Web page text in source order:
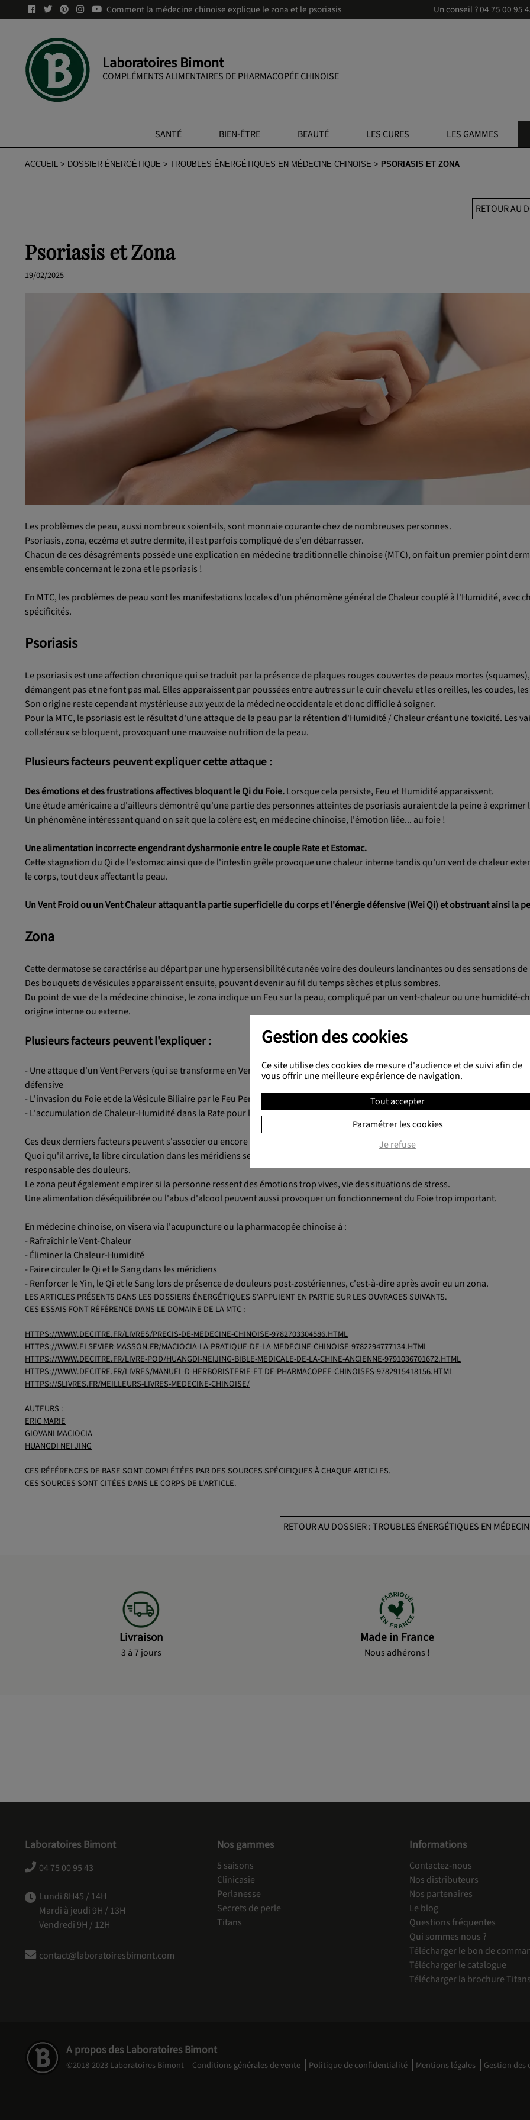
Comment la médecine chinoise explique le zona et le psoriasis Un conseil ?04 75 00 95
Laboratoires Bimont
COMPLÉMENTS ALIMENTAIRES DE PHARMACOPÉE CHINOISE
SANTÉ BIEN-ÊTRE BEAUTÉ LES CURES LES GAMMES
ACCUEIL DOSSIER ÉNERGÉTIQUE TROUBLES ÉNERGÉTIQUES EN MÉDECINE CHINOISE PSORIASIS ET ZONA
RETOUR AU
Psoriasis et Zona
19/02/2025
Les problèmes de peau, aussi nombreux soient-ils, sont monnaie courante chez de nombreuses personnes.
Psoriasis, zona, eczéma et autre dermite, il est parfois compliqué de s'en débarrasser.
Chacun de ces désagréments possède une explication en médecine traditionnelle chinoise (MTC), on fait un premier point
ensemble concernant le zona et le psoriasis !
En MTC, les problèmes de peau sont les manifestations locales d'un phénomène général de Chaleur couplé à l'Humidité, avec
spécificités.
Psoriasis
Le psoriasis est une affection chronique qui se traduit par la présence de plaques rouges couvertes de peaux mortes
démangent pas et ne font pas mal. Elles apparaissent par poussées entre autres sur le cuir chevelu et les oreilles, les coudes,
Son origine reste cependant mystérieuse aux yeux de la médecine occidentale et donc difficile à soigner.
Pour la MTC, le psoriasis est le résultat d'une attaque de la peau par la rétention d'Humidité / Chaleur créant une toxicité. Les
collatéraux se bloquent, provoquant une mauvaise nutrition de la peau.
Plusieurs facteurs peuvent expliquer cette attaque :
Des émotions et des frustrations affectives bloquant le Qi du Foie.Lorsque cela persiste, Feu et Humidité apparaissent.
Une étude américaine a d'ailleurs démontré qu'une partie des personnes atteintes de psoriasis auraient de la peine à exprimer
Un phénomène intéressant quand on sait que la colère est, en médecine chinoise, l'émotion liée... au foie !
Une alimentation incorrecte engendrant dysharmonie entre le couple Rate et Estomac.
Cette stagnation du Qi de l'estomac ainsi que de l'intestin grêle provoque une chaleur interne tandis qu'un vent de chaleur
le corps, tout deux affectant la peau.
Un Vent Froid ou un Vent Chaleur attaquant la partie superficielle du corps et l'énergie défensive (Wei Qi) et obstruant ainsi la
Zona
Cette dermatose se caractérise au départ par une hypersensibilité cutanée voire des douleurs lancinantes ou des sensations
Des bouquets de vésicules apparaissent ensuite, pouvant devenir au fil du temps sèches et plus sombres.
Du point de vue de la médecine chinoise, le zona indique un Feu sur la peau, compliqué par un vent-chaleur ou une humidité-
origine interne ou externe.
Plusieurs facteurs peuvent l'expliquer :
- Une attaque d'un Vent Pervers (qui se transforme en Vent-Chaleur) sur un organisme en insuffisance d'énergie Wei, notre
défensive
- L'invasion du Foie et de la Vésicule Biliaire par le Feu Pervers (c'est le cas du zona sec)
- L'accumulation de Chaleur-Humidité dans la Rate pour le cas du zona humide
Ces deux derniers facteurs peuvent s'associer ou encore se succéder dans le temps.
Quoi qu'il arrive, la libre circulation dans les méridiens se trouve ainsi grandement entravée, causant alors une Stagnation de
responsable des douleurs.
Le zona peut également empirer si la personne ressent des émotions trop vives, vie des situations de stress.
Une alimentation déséquilibrée ou l'abus d'alcool peuvent aussi provoquer un fonctionnement du Foie trop important.
En médecine chinoise, on visera via l'acupuncture ou la pharmacopée chinoise à :
- Rafraîchir le Vent-Chaleur
- Éliminer la Chaleur-Humidité
- Faire circuler le Qi et le Sang dans les méridiens
- Renforcer le Yin, le Qi et le Sang lors de présence de douleurs post-zostériennes, c'est-à-dire après avoir eu un zona.
LES ARTICLES PRÉSENTS DANS LES DOSSIERS ÉNERGÉTIQUES S'APPUIENT EN PARTIE SUR LES OUVRAGES SUIVANTS.
CES ESSAIS FONT RÉFÉRENCE DANS LE DOMAINE DE LA MTC :
HTTPS://WWW.DECITRE.FR/LIVRES/PRECIS-DE-MEDECINE-CHINOISE-9782703304586.HTML
HTTPS://WWW.ELSEVIER-MASSON.FR/MACIOCIA-LA-PRATIQUE-DE-LA-MEDECINE-CHINOISE-9782294777134.HTML
HTTPS://WWW.DECITRE.FR/LIVRE-POD/HUANGDI-NEIJING-BIBLE-MEDICALE-DE-LA-CHINE-ANCIENNE-9791036701672.HTML
HTTPS://WWW.DECITRE.FR/LIVRES/MANUEL-D-HERBORISTERIE-ET-DE-PHARMACOPEE-CHINOISES-9782915418156.HTML
HTTPS://5LIVRES.FR/MEILLEURS-LIVRES-MEDECINE-CHINOISE/
AUTEURS :
ERIC MARIE
GIOVANI MACIOCIA
HUANGDI NEI JING
CES RÉFÉRENCES DE BASE SONT COMPLÉTÉES PAR DES SOURCES SPÉCIFIQUES À CHAQUE ARTICLES.
CES SOURCES SONT CITÉES DANS LE CORPS DE L'ARTICLE.
RETOUR AU DOSSIER : TROUBLES ÉNERGÉTIQUES EN
Livraison
3 à 7 jours
Made in France
Nous adhérons !
Laboratoires Bimont
04 75 00 95 43
Lundi 8H45 / 14H
Mardi à jeudi 9H / 13H
Vendredi 9H / 12H
contact@laboratoiresbimont.com
Nos gammes
5 saisons
Clinicasie
Perlanesse
Secrets de perle
Titans
Informations
Contactez-nous
Nos distributeurs
Nos partenaires
Le blog
Questions fréquentes
Qui sommes nous ?
Télécharger le bon de
Télécharger le catalogue
Télécharger la brochure Titans
A propos des Laboratoires Bimont
©2018-2023 Laboratoires Bimont Conditions générales de vente Politique de confidentialité Mentions légales Gestion des
Gestion des cookies
Ce site utilise des cookies de mesure d'audience et de suivi afin de
vous offrir une meilleure expérience de navigation.
Tout accepter
Paramétrer les cookies
Je refuse